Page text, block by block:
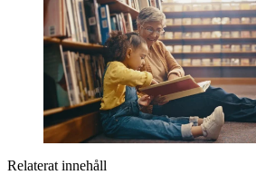
Relaterat innehåll